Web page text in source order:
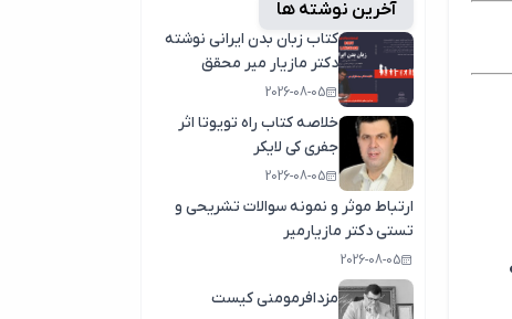
آخرین نوشته ها
کتاب زبان بدن ایرانی نوشته
دکتر مازیار میر محقق
وپژوهشگر زبان بدن
2026-08-05
خلاصه کتاب راه تویوتا اثر
جفری کی لایکر
2026-08-05
ارتباط موثر و نمونه سوالات تشریحی و
تستی دکتر مازیارمیر
2026-08-05
مزدافرمومنی کیست